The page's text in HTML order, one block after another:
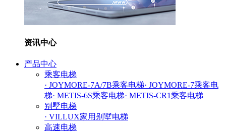
资讯中心
产品中心
乘客电梯
· JOYMORE-7A/7B乘客电梯· JOYMORE-7乘客电
梯· METIS-6S乘客电梯· METIS-CR1乘客电梯
别墅电梯
· VILLUX家用别墅电梯
高速电梯